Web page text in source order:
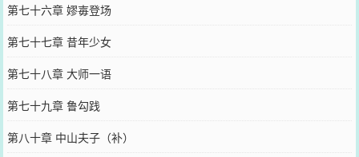
第七十六章 嫪毐登场
第七十七章 昔年少女
第七十八章 大师一语
第七十九章 鲁勾践
第八十章 中山夫子（补）